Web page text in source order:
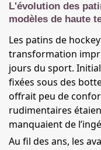
L'évolution des
modèles de haute
Les patins de
transformation
jours du sport.
fixées sous des
offrait peu de
rudimentaires
manquaient de
Au fil des ans, les